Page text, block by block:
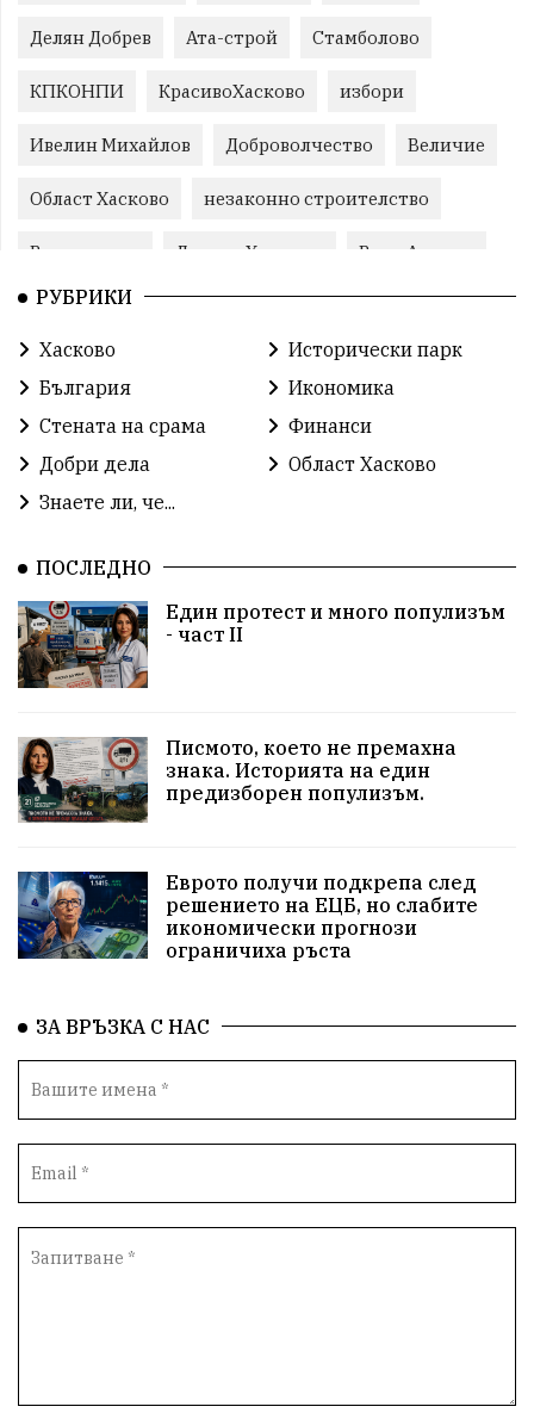
Делян Добрев Ата-строй Стамболово
КПКОНПИ КрасивоХасково избори
Ивелин Михайлов Доброволчество Величие
Област Хасково незаконно строителство
Възраждане Даниел Хаджиев Вила Армира
прокуратура
Прогресивна България природа Иво Димов
злато Прогресивна България
Делчо Пехливанов протест общество
Станислав Дечев Исторически парк
несправедливост бухалки
екология
Хасково добри дела
здравословен живот пенсионери Сметища
ЗаедноМожемПовече Село Динево Акция
РИОСВ МОСВ Държавна Мафия
РУБРИКИ
Хасково
Исторически парк
България
Икономика
Стената на срама
Финанси
Добри дела
Област Хасково
Знаете ли, че...
ПОСЛЕДНО
Един протест и много популизъм
- част II
Писмото, което не премахна
знака. Историята на един
предизборен популизъм.
Еврото получи подкрепа след
решението на ЕЦБ, но слабите
икономически прогнози
ограничиха ръста
ЗА ВРЪЗКА С НАС